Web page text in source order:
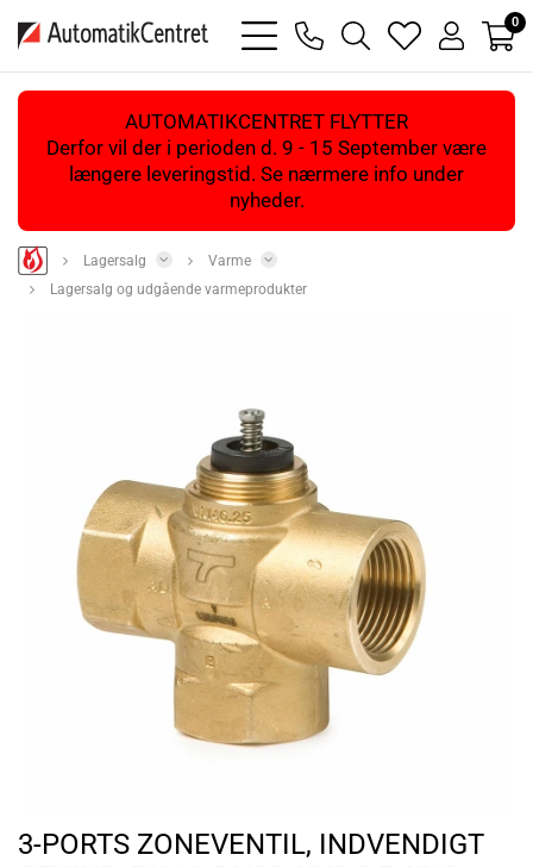
bars
light
phone
magnifying
glass
heart
light
user
light
0
AUTOMATIKCENTRET FLYTTER
Derfor vil der i perioden d. 9 - 15 September være
længere leveringstid. Se nærmere info under
nyheder.
Lagersalg
Varme
Lagersalg og udgående varmeprodukter
3-PORTS ZONEVENTIL, INDVENDIGT